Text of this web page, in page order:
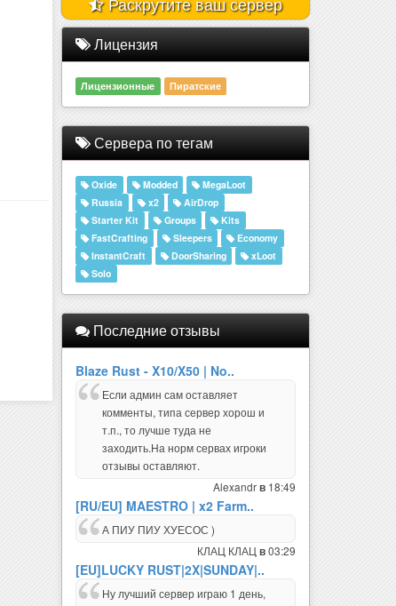
Лицензия
Сервера по тегам
Russia
x2
AirDrop
Starter Kit
Groups
FastCrafting
Sleepers
Economy
InstantCraft
DoorSharing
xLoot
Solo
Последние отзывы
Blaze Rust - X10/X50 | No..
Если админ сам оставляет
комменты, типа сервер хорош и
т.п., то лучше туда не
заходить.На норм сервах игроки
отзывы оставляют.
[RU/EU] MAESTRO | x2 Farm..
А ПИУ ПИУ ХУЕСОС )
КЛАЦ КЛАЦ
[EU]LUCKY RUST|2X|SUNDAY|..
Ну лучший сервер играю 1 день,
все профи я просто сосу день за